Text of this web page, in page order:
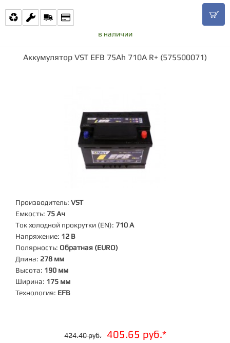
в наличии
Аккумулятор VST EFB 75Ah 710A R+ (575500071)
Производитель: VST
Емкость: 75 Ач
Ток холодной прокрутки (EN): 710 А
Напряжение: 12 В
Полярность: Обратная (EURO)
Длина: 278 мм
Высота: 190 мм
Ширина: 175 мм
Технология: EFB
424.40 руб. 405.65 руб.*